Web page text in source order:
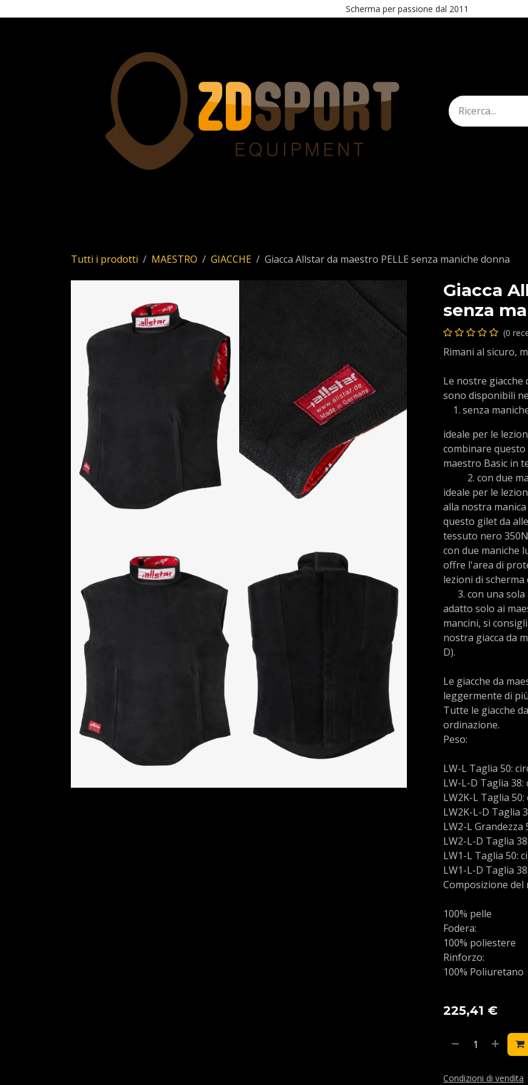
Scherma per passione dal 2011
Tutti i prodotti MAESTRO GIACCHE Giacca Allstar da maestro PELLE senza maniche donna
Giacca
senza
(0
Rimani al sicuro,
Le nostre
sono disponibili
senza
ideale per le
combinare
maestro Basic in
​2. ​con due
ideale per le
alla nostra
questo gilet da
tessuto nero
con due maniche
offre l'area di
lezioni di scherma
​3. con una sola
adatto solo ai
mancini, si
nostra giacca da
D).
Le giacche da
leggermente di
Tutte le giacche
ordinazione.
Peso:
LW-L Taglia 50:
LW-L-D Taglia 38:
LW2K-L Taglia
LW2K-L-D Taglia
LW2-L Grandezza
LW2-L-D Taglia
LW1-L Taglia 50:
LW1-L-D Taglia
Composizione del
100% pelle
Fodera:
100% poliestere
Rinforzo:
100% Poliuretano
225,41 €
Condizioni di vendita